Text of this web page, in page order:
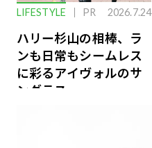
LIFESTYLE PR 2026.7.24
ハリー杉山の相棒、ラ
ンも日常もシームレス
に彩るアイヴォルのサ
ングラス